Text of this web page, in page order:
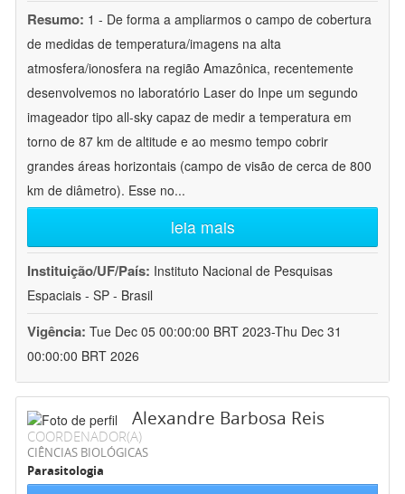
Resumo: 1 - De forma a ampliarmos o campo de cobertura
de medidas de temperatura/imagens na alta
atmosfera/ionosfera na região Amazônica, recentemente
desenvolvemos no laboratório Laser do Inpe um segundo
imageador tipo all-sky capaz de medir a temperatura em
torno de 87 km de altitude e ao mesmo tempo cobrir
grandes áreas horizontais (campo de visão de cerca de 800
km de diâmetro). Esse no...
leia mais
Instituição/UF/País: Instituto Nacional de Pesquisas
Espaciais - SP - Brasil
Vigência: Tue Dec 05 00:00:00 BRT 2023-Thu Dec 31
00:00:00 BRT 2026
Alexandre Barbosa Reis
COORDENADOR(A)
CIÊNCIAS BIOLÓGICAS
Parasitologia